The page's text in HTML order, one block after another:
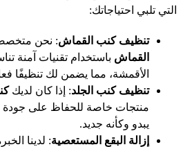
التي تلبي احتياجاتك:
تنظيف كنب القماش: نحن
القماش باستخدام تقنيات آمنة
الأقمشة، مما يضمن لك تنظيفًا
تنظيف كنب الجلد: إذا كان لديك
منتجات خاصة للحفاظ على جودة
يبدو وكأنه جديد.
إزالة البقع المستعصية: لدينا